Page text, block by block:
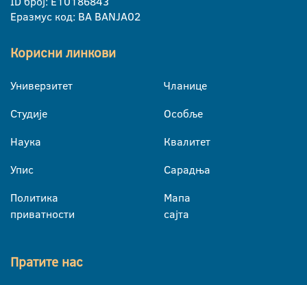
Еразмус код: BA BANJA02
Корисни линкови
Универзитет
Студије
Наука
Упис
Политика
приватности
Чланице
Особље
Квалитет
Сарадња
Мапа
сајта
Пратите нас